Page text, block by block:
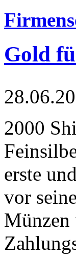
Gold
2000
erste
vor
Münzen